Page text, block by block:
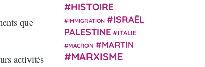
que
activités
HISTOIRE
IMMIGRATION
ISRAËL
PALESTINE
ITALIE
MACRON MARTIN
MARXISME